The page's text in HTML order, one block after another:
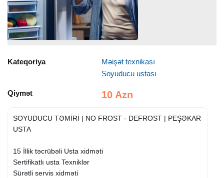
Kateqoriya
Məişət texnikası
Soyuducu ustası
Qiymət 10 Azn
SOYUDUCU TƏMİRİ | NO FROST - DEFROST | PEŞƏKAR
USTA
15 İllik təcrübəli Usta xidməti
Sertifikatlı usta Texniklər
Sürətli servis xidməti